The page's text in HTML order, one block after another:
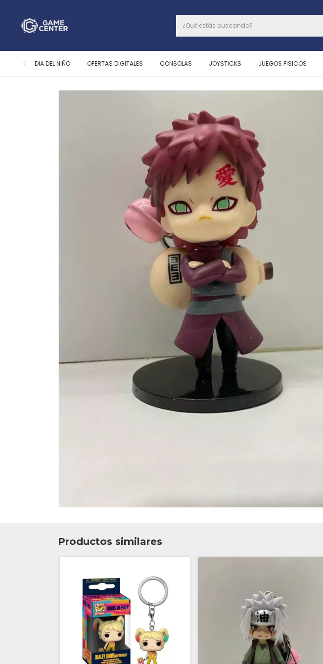
DIA DEL NIÑO OFERTAS DIGITALES CONSOLAS JOYSTICKS JUEGOS FISICOS
Productos similares